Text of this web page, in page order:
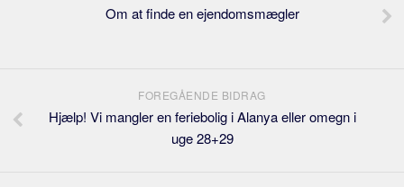
Om at finde en ejendomsmægler
FOREGÅENDE BIDRAG
Hjælp! Vi mangler en feriebolig i Alanya eller omegn i
uge 28+29